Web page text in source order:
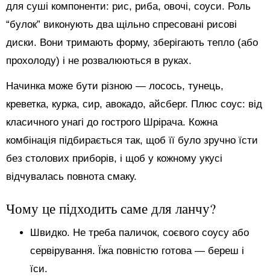
для суші компоненти: рис, риба, овочі, соуси. Роль
“булок” виконують два щільно спресовані рисові
диски. Вони тримають форму, зберігають тепло (або
прохолоду) і не розвалюються в руках.
Начинка може бути різною — лосось, тунець,
креветка, курка, сир, авокадо, айсберг. Плюс соус: від
класичного унагі до гострого Шрірача. Кожна
комбінація підбирається так, щоб її було зручно їсти
без столових приборів, і щоб у кожному укусі
відчувалась повнота смаку.
Чому це підходить саме для ланчу?
Швидко. Не треба паличок, соєвого соусу або
сервірування. Їжа повністю готова — береш і
їси.